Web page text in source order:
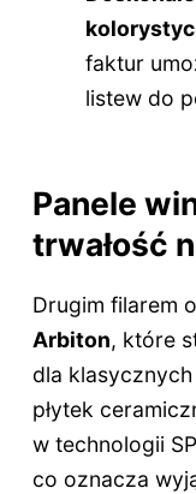
faktur
listew do
Panele
trwałość
Drugim filarem
Arbiton, które
dla
płytek
w technologii
co oznacza